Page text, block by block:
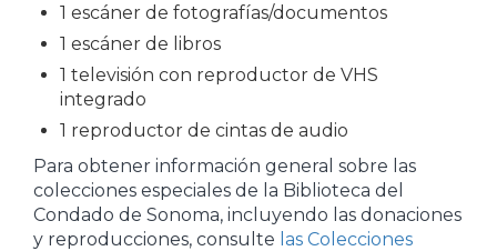
1 escáner de fotografías/documentos
1 escáner de libros
1 televisión con reproductor de VHS
integrado
1 reproductor de cintas de audio
Para obtener información general sobre las
colecciones especiales de la Biblioteca del
Condado de Sonoma, incluyendo las donaciones
y reproducciones, consulte las Colecciones